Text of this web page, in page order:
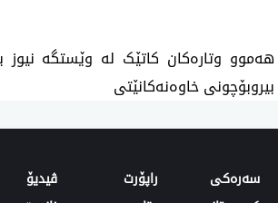
هەموو وتارەکان کاتێک لە وێستگە نیوز
بیروبۆچونی خاوەنەکانێتی
سەرەکی
راپۆرت
ڤیدیۆ